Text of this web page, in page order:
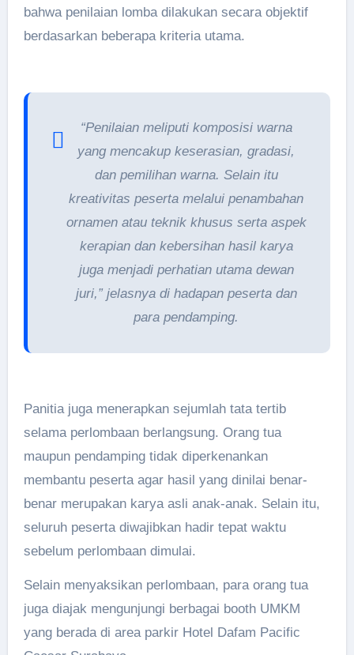
bahwa penilaian lomba dilakukan secara objektif
berdasarkan beberapa kriteria utama.
“Penilaian meliputi komposisi warna
yang mencakup keserasian, gradasi,
dan pemilihan warna. Selain itu
kreativitas peserta melalui penambahan
ornamen atau teknik khusus serta aspek
kerapian dan kebersihan hasil karya
juga menjadi perhatian utama dewan
juri,” jelasnya di hadapan peserta dan
para pendamping.
Panitia juga menerapkan sejumlah tata tertib
selama perlombaan berlangsung. Orang tua
maupun pendamping tidak diperkenankan
membantu peserta agar hasil yang dinilai benar-
benar merupakan karya asli anak-anak. Selain itu,
seluruh peserta diwajibkan hadir tepat waktu
sebelum perlombaan dimulai.
Selain menyaksikan perlombaan, para orang tua
juga diajak mengunjungi berbagai booth UMKM
yang berada di area parkir Hotel Dafam Pacific